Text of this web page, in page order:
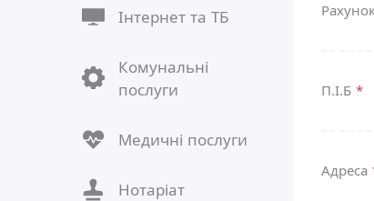
Інтернет та ТБ
Комунальні
послуги
Медичні послуги
Нотаріат
П.І.Б *
Адреса